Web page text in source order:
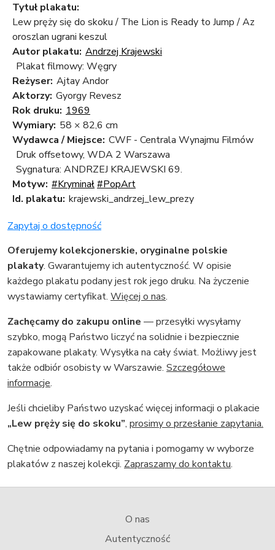
Tytuł plakatu:
Lew pręży się do skoku / The Lion is Ready to Jump / Az
oroszlan ugrani keszul
Autor plakatu: Andrzej Krajewski
Plakat filmowy: Węgry
Reżyser: Ajtay Andor
Aktorzy: Gyorgy Revesz
Rok druku: 1969
Wymiary: 58 × 82,6 cm
Wydawca / Miejsce: CWF - Centrala Wynajmu Filmów
Druk offsetowy, WDA 2 Warszawa
Sygnatura: ANDRZEJ KRAJEWSKI 69.
Motyw: #Kryminał#PopArt
Id. plakatu: krajewski_andrzej_lew_prezy
Zapytaj o dostępność
Oferujemy kolekcjonerskie, oryginalne polskie
plakaty. Gwarantujemy ich autentyczność. W opisie
każdego plakatu podany jest rok jego druku. Na życzenie
wystawiamy certyfikat. Więcej o nas.
Zachęcamy do zakupu online — przesyłki wysyłamy
szybko, mogą Państwo liczyć na solidnie i bezpiecznie
zapakowane plakaty. Wysyłka na cały świat. Możliwy jest
także odbiór osobisty w Warszawie. Szczegółowe
informacje.
Jeśli chcieliby Państwo uzyskać więcej informacji o plakacie
„Lew pręży się do skoku”, prosimy o przesłanie zapytania.
Chętnie odpowiadamy na pytania i pomogamy w wyborze
plakatów z naszej kolekcji. Zapraszamy do kontaktu.
O nas
Autentyczność